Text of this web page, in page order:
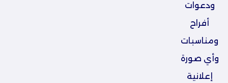
ودعوات
أفراح
ومناسبات
وأي صورة
إعلانية